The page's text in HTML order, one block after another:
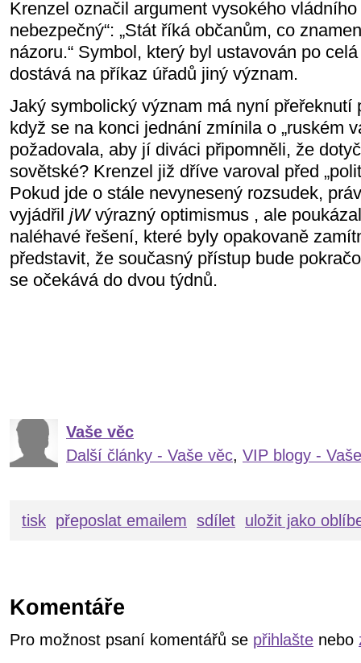
Krenzel označil argument vysokého
nebezpečný“: „Stát říká občanům, co
názoru.“ Symbol, který byl ustavován po
dostává na příkaz úřadů jiný význam.
Jaký symbolický význam má nyní přeřeknutí
když se na konci jednání zmínila o „ruském
požadovala, aby jí diváci připomněli, že
sovětské? Krenzel již dříve varoval před
Pokud jde o stále nevynesený rozsudek,
vyjádřil jWvýrazný optimismus , ale
naléhavé řešení, které byly opakovaně
představit, že současný přístup bude
se očekává do dvou týdnů.
Vaše věc
Další články - Vaše věc, VIP blogy -
tisk přeposlat emailem sdílet uložit jako
Komentáře
Pro možnost psaní komentářů se přihlašte nebo